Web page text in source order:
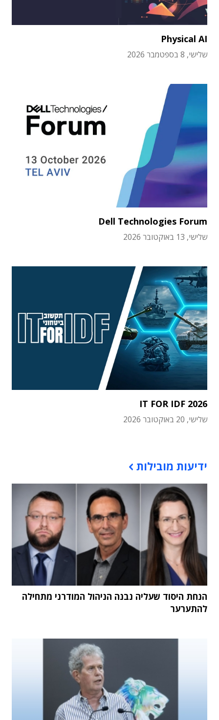
Physical AI
שלישי, 8 בספטמבר 2026
Dell Technologies Forum
שלישי, 13 באוקטובר 2026
IT FOR IDF 2026
שלישי, 20 באוקטובר 2026
ידיעות מובילות
הנחת היסוד שעליה נבנה הניהול המודרני מתחילה
להתערער